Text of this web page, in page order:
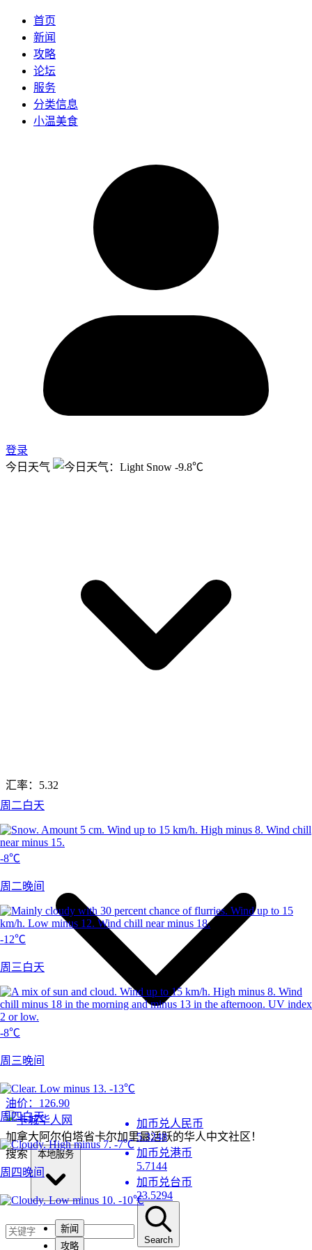
首页
新闻
攻略
论坛
服务
分类信息
小温美食
登录
今日天气
-9.8℃
周二白天
-8℃
周二晚间
-12℃
周三白天
-8℃
周三晚间
-13℃
周四白天
-7℃
周四晚间
-10℃
汇率： 5.32
加币兑人民币
5.3248
加币兑港币
5.7144
加币兑台币
23.5294
油价： 126.90
加拿大阿尔伯塔省卡尔加里最活跃的华人中文社区！
搜索
新闻
攻略
Search